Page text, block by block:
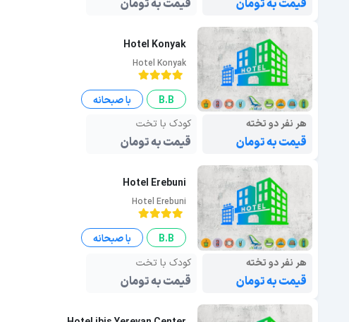
قیمت به تومان قیمت به تومان
Hotel Konyak
Hotel Konyak
B.B
با صبحانه
هر نفر دو تخته
قیمت به تومان
کودک با تخت
قیمت به تومان
Hotel Erebuni
Hotel Erebuni
B.B
با صبحانه
هر نفر دو تخته
قیمت به تومان
کودک با تخت
قیمت به تومان